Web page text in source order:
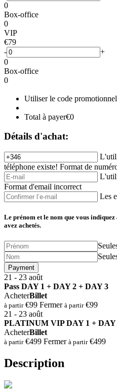
0
Box-office
0
VIP
€79
-
+
0
Box-office
0
Utiliser le code promotionnel
Total à payer€0
Détails d'achat:
téléphone existe! Format de
Format d'email incorrect
Les
Le prénom et le nom que vous
avez achetés.
Payment
21 - 23 août
⁠Pass DAY 1 + DAY 2 + DAY 3
AcheterBillet
à partir€99 Fermer à partir€99
21 - 23 août
⁠PLATINUM VIP DAY 1 + DAY
AcheterBillet
à partir€499 Fermer à partir€499
Description